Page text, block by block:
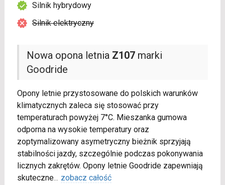
Nowa opona letnia Z107marki
Goodride
Opony letnie przystosowane do polskich warunków
klimatycznych zaleca się stosować przy
temperaturach powyżej 7°C. Mieszanka gumowa
odporna na wysokie temperatury oraz
zoptymalizowany asymetryczny bieżnik sprzyjają
stabilności jazdy, szczególnie podczas pokonywania
licznych zakrętów. Opony letnie Goodride zapewniają
skuteczne... zobacz całość
Silnik hybrydowy
Silnik elektryczny